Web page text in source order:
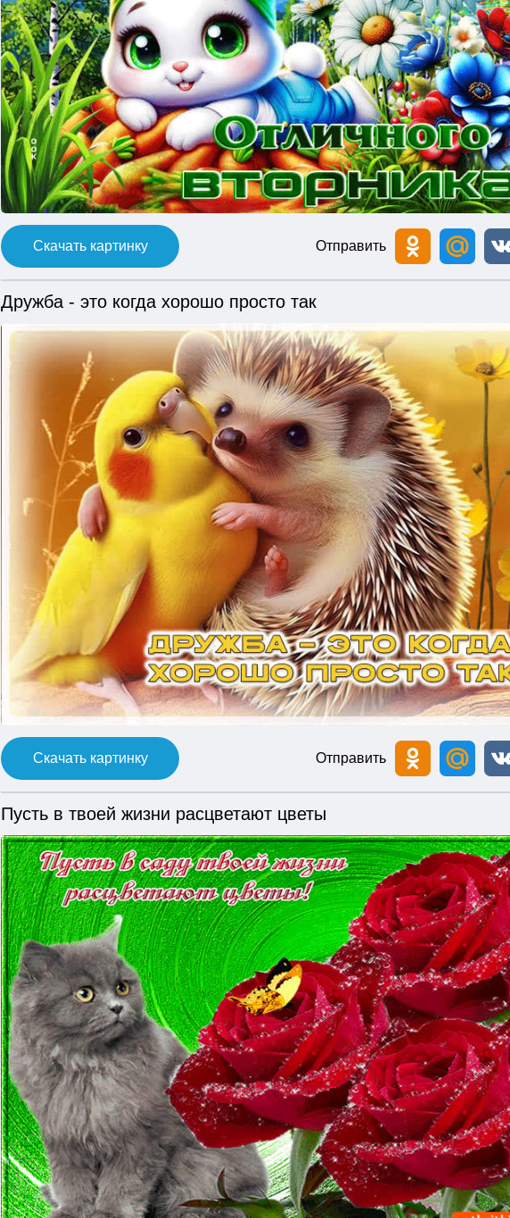
Скачать картинку Отправить
Дружба - это когда хорошо просто так
Скачать картинку Отправить
Пусть в твоей жизни расцветают цветы